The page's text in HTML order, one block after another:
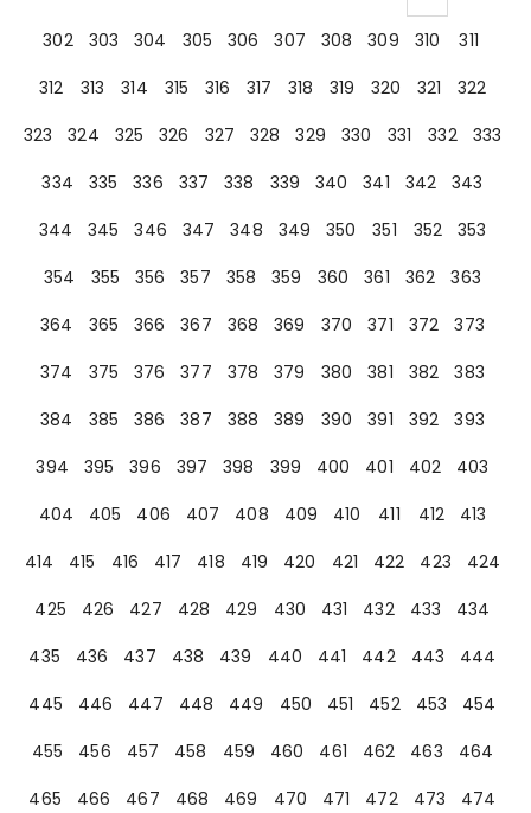
302
303 304 305 306 307 308 309 310
311
312
313 314 315 316 317 318 319 320 321
322
323
324 325 326 327 328 329 330 331 332
333
334
335 336 337 338 339 340 341 342
343
344
345 346 347 348 349 350 351 352
353
354
355 356 357 358 359 360 361 362
363
364
365 366 367 368 369 370 371 372
373
374
375 376 377 378 379 380 381 382
383
384
385 386 387 388 389 390 391 392
393
394
395 396 397 398 399 400 401 402
403
404
405 406 407 408 409 410 411 412
413
414
415 416 417 418 419 420 421 422 423
424
425
426 427 428 429 430 431 432 433
434
435
436 437 438 439 440 441 442 443
444
445
446 447 448 449 450 451 452 453
454
455
456 457 458 459 460 461 462 463
464
465
466 467 468 469 470 471 472 473
474